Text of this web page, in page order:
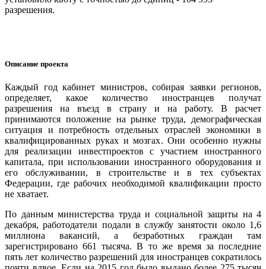
разрешения.
Описание проекта
Каждый год кабинет министров, собирая заявки регионов,
определяет, какое количество иностранцев получат
разрешения на въезд в страну и на работу. В расчет
принимаются положение на рынке труда, демографическая
ситуация и потребность отдельных отраслей экономики в
квалифицированных руках и мозгах. Они особенно нужны
для реализации инвестпроектов с участием иностранного
капитала, при использовании иностранного оборудования и
его обслуживании, в строительстве и в тех субъектах
Федерации, где рабочих необходимой квалификации просто
не хватает.
По данным министерства труда и социальной защиты на 4
декабря, работодатели подали в службу занятости около 1,6
миллиона вакансий, а безработных граждан там
зарегистрировано 661 тысяча. В то же время за последние
пять лет количество разрешений для иностранцев сократилось